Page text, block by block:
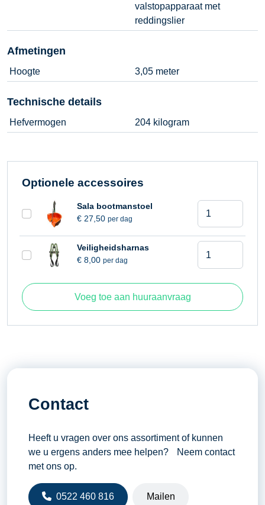
valstopapparaat met
reddingslier
Afmetingen
Hoogte 3,05 meter
Technische details
Hefvermogen 204 kilogram
Optionele accessoires
Sala bootmanstoel
€27,50 per dag
UCT-
1000
Veiligheidsharnas
€8,00 per dag
Sala
hijsopstelling
Voeg toe aan huuraanvraag
Contact
Heeft u vragen over ons assortiment of kunnen
we u ergens anders mee helpen? Neem contact
met ons op.
0522 460 816 Mailen